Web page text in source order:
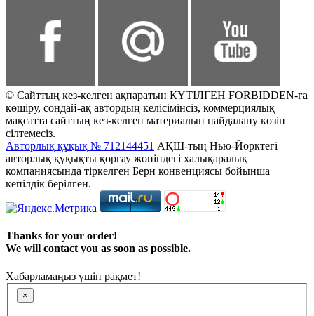
© Сайттың кез-келген ақпаратын КҮТІЛГЕН FORBIDDEN-ға
көшіру, сондай-ақ автордың келісімінсіз, коммерциялық
мақсатта сайттың кез-келген материалын пайдалану көзін
сілтемесіз.
Авторлық құқық № 712144451 АҚШ-тың Нью-Йорктегі
авторлық құқықты қорғау жөніндегі халықаралық
компаниясында тіркелген Берн конвенциясы бойынша
кепілдік берілген.
Thanks for your order!
We will contact you as soon as possible.
Хабарламаңыз үшін рақмет!
×